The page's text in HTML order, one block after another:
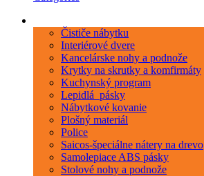
Čističe nábytku
Interiérové dvere
Kancelárske nohy a podnože
Krytky na skrutky a komfirmáty
Kuchynský program
Lepidlá_pásky
Nábytkové kovanie
Plošný materiál
Police
Saicos-špeciálne nátery na drevo
Samolepiace ABS pásky
Stolové nohy a podnože